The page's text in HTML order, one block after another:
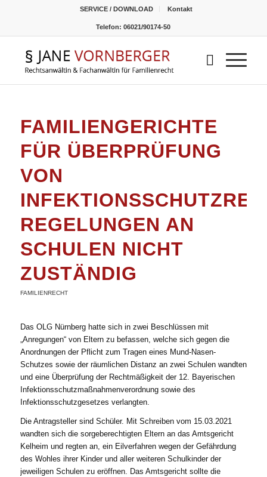
SERVICE / DOWNLOAD Kontakt
Telefon: 06021/90174-50
FAMILIENGERICHTE
FÜR ÜBERPRÜFUNG
VON
REGELUNGEN AN
SCHULEN NICHT
ZUSTÄNDIG
FAMILIENRECHT
Das OLG Nürnberg hatte sich in zwei Beschlüssen mit
„Anregungen“ von Eltern zu befassen, welche sich gegen die
Anordnungen der Pflicht zum Tragen eines Mund-Nasen-
Schutzes sowie der räumlichen Distanz an zwei Schulen wandten
und eine Überprüfung der Rechtmäßigkeit der 12. Bayerischen
Infektionsschutzmaßnahmenverordnung sowie des
Infektionsschutzgesetzes verlangten.
Die Antragsteller sind Schüler. Mit Schreiben vom 15.03.2021
wandten sich die sorgeberechtigten Eltern an das Amtsgericht
Kelheim und regten an, ein Eilverfahren wegen der Gefährdung
des Wohles ihrer Kinder und aller weiteren Schulkinder der
jeweiligen Schulen zu eröffnen. Das Amtsgericht sollte die